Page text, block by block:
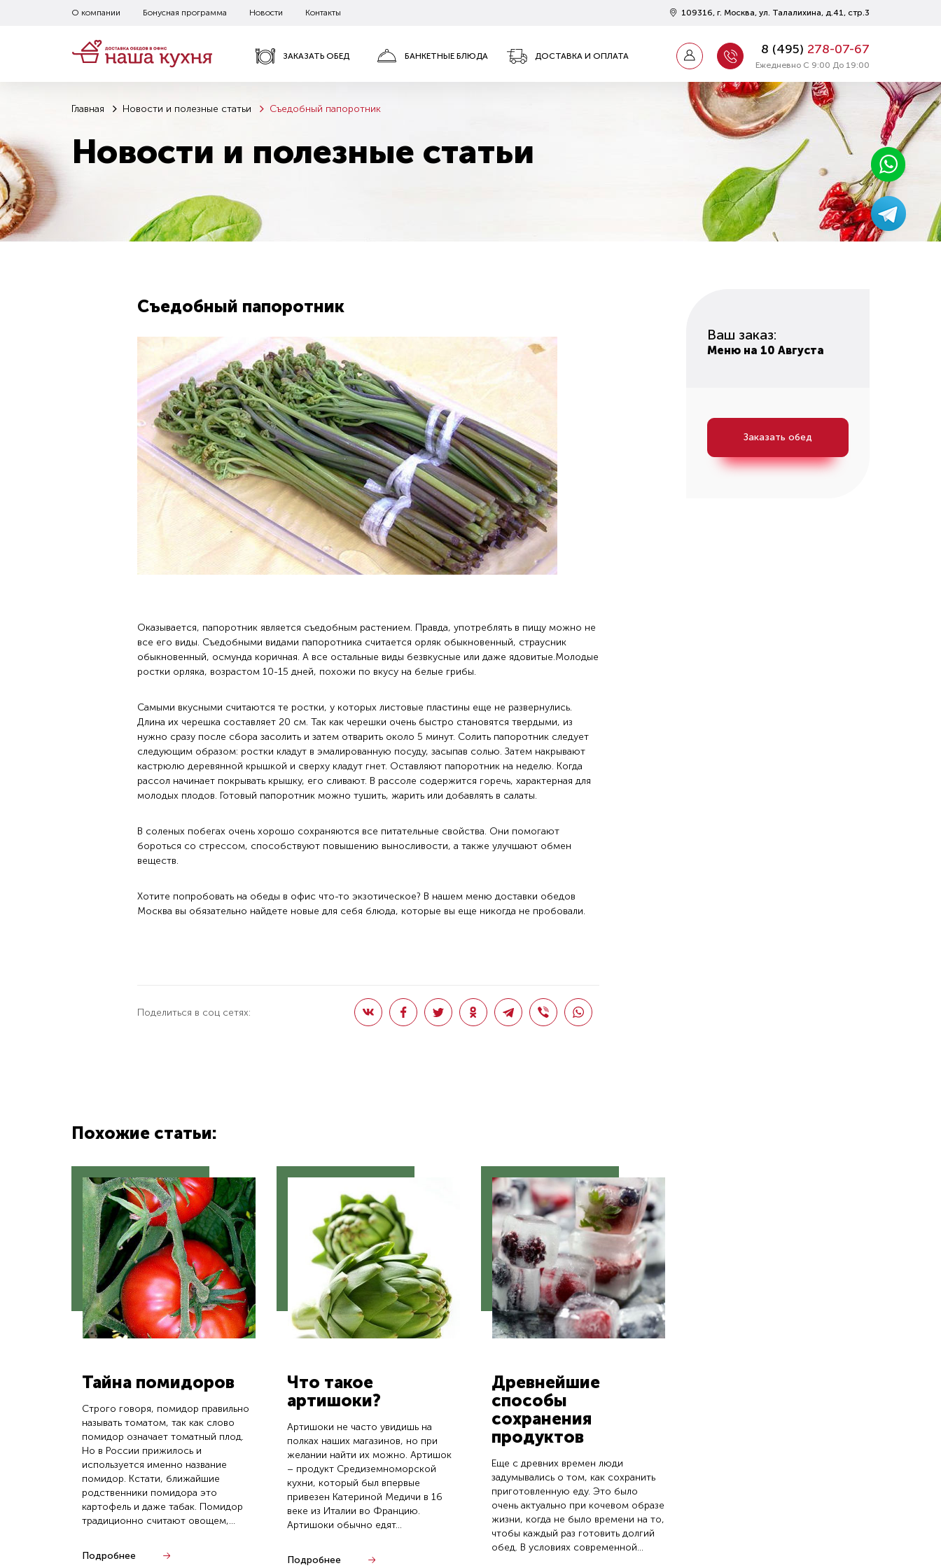
О компании Бонусная программа Новости Контакты 109316, г. Москва, ул. Талалихина, д.41, стр.3
ЗАКАЗАТЬ ОБЕД БАНКЕТНЫЕ БЛЮДА ДОСТАВКА И ОПЛАТА 8 (495) 278-07-67
Ежедневно С 9:00 До 19:00
Главная Новости и полезные статьи Съедобный папоротник
Новости и полезные статьи
Съедобный папоротник
Оказывается, папоротник является съедобным растением. Правда, употреблять в пищу можно не
все его виды. Съедобными видами папоротника считается орляк обыкновенный, страусник
обыкновенный, осмунда коричная. А все остальные виды безвкусные или даже ядовитые.Молодые
ростки орляка, возрастом 10-15 дней, похожи по вкусу на белые грибы.
Самыми вкусными считаются те ростки, у которых листовые пластины еще не развернулись.
Длина их черешка составляет 20 см. Так как черешки очень быстро становятся твердыми, из
нужно сразу после сбора засолить и затем отварить около 5 минут. Солить папоротник следует
следующим образом: ростки кладут в эмалированную посуду, засыпав солью. Затем накрывают
кастрюлю деревянной крышкой и сверху кладут гнет. Оставляют папоротник на неделю. Когда
рассол начинает покрывать крышку, его сливают. В рассоле содержится горечь, характерная для
молодых плодов. Готовый папоротник можно тушить, жарить или добавлять в салаты.
В соленых побегах очень хорошо сохраняются все питательные свойства. Они помогают
бороться со стрессом, способствуют повышению выносливости, а также улучшают обмен
веществ.
Хотите попробовать на обеды в офисчто-то экзотическое? В нашем меню доставки обедов
Москва вы обязательно найдете новые для себя блюда, которые вы еще никогда не пробовали.
Поделиться в соц сетях:
Похожие статьи:
Тайна помидоров
Строго говоря, помидор правильно
называть томатом, так как слово
помидор означает томатный плод.
Но в России прижилось и
используется именно название
помидор. Кстати, ближайшие
родственники помидора это
картофель и даже табак. Помидор
традиционно считают овощем,...
Подробнее
Что такое
артишоки?
Артишоки не часто увидишь на
полках наших магазинов, но при
желании найти их можно. Артишок
– продукт Средиземноморской
кухни, который был впервые
привезен Катериной Медичи в 16
веке из Италии во Францию.
Артишоки обычно едят...
Подробнее
Древнейшие
способы
сохранения
продуктов
Еще с древних времен люди
задумывались о том, как сохранить
приготовленную еду. Это было
очень актуально при кочевом образе
жизни, когда не было времени на то,
чтобы каждый раз готовить долгий
обед. В условиях современной...
Ваш заказ:
Меню на 10 Августа
Заказать обед